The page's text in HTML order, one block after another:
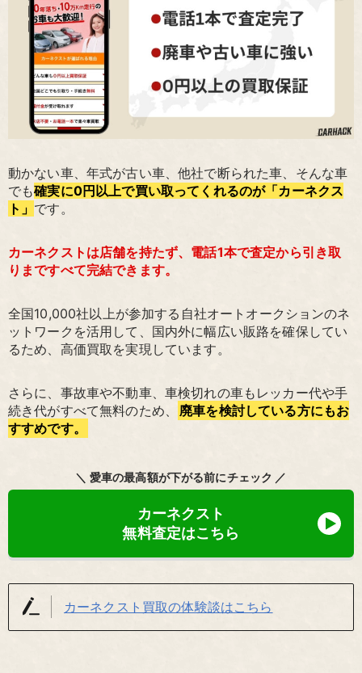
動かない車、年式が古い車、他社で断られた車、そんな車
でも確実に0円以上で買い取ってくれるのが「カーネクス
ト」 です。
カーネクストは店舗を持たず、電話1本で査定から引き取
りまですべて完結できます。
全国10,000社以上が参加する自社オートオークションのネ
ットワークを活用して、国内外に幅広い販路を確保してい
るため、高価買取を実現しています。
さらに、事故車や不動車、車検切れの車もレッカー代や手
続き代がすべて無料のため、
廃車を検討している方にもお
すすめです。
＼ 愛車の最高額が下がる前にチェック ／
カーネクスト
無料査定はこちら
カーネクスト買取の体験談はこちら